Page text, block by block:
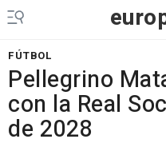
FÚTBOL
Pellegrino
con la Real
de 2028